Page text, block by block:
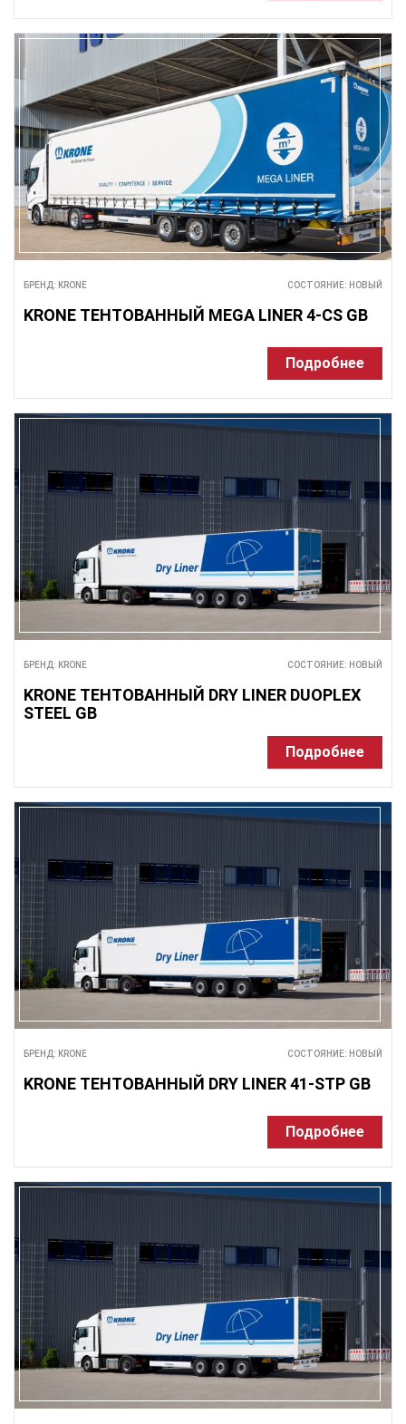
БРЕНД: KRONE СОСТОЯНИЕ: НОВЫЙ
KRONE ТЕНТОВАННЫЙ MEGA LINER 4-CS GB
Подробнее
БРЕНД: KRONE СОСТОЯНИЕ: НОВЫЙ
KRONE ТЕНТОВАННЫЙ DRY LINER DUOPLEX
STEEL GB
Подробнее
БРЕНД: KRONE СОСТОЯНИЕ: НОВЫЙ
KRONE ТЕНТОВАННЫЙ DRY LINER 41-STP GB
Подробнее